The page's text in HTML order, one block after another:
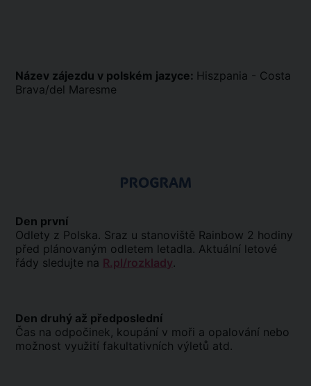
Název zájezdu v polském jazyce: Hiszpania - Costa
Brava/del Maresme
PROGRAM
Den první
Odlety z Polska. Sraz u stanoviště Rainbow 2 hodiny
před plánovaným odletem letadla. Aktuální letové
řády sledujte na R.pl/rozklady.
Den druhý až předposlední
Čas na odpočinek, koupání v moři a opalování nebo
možnost využití fakultativních výletů atd.